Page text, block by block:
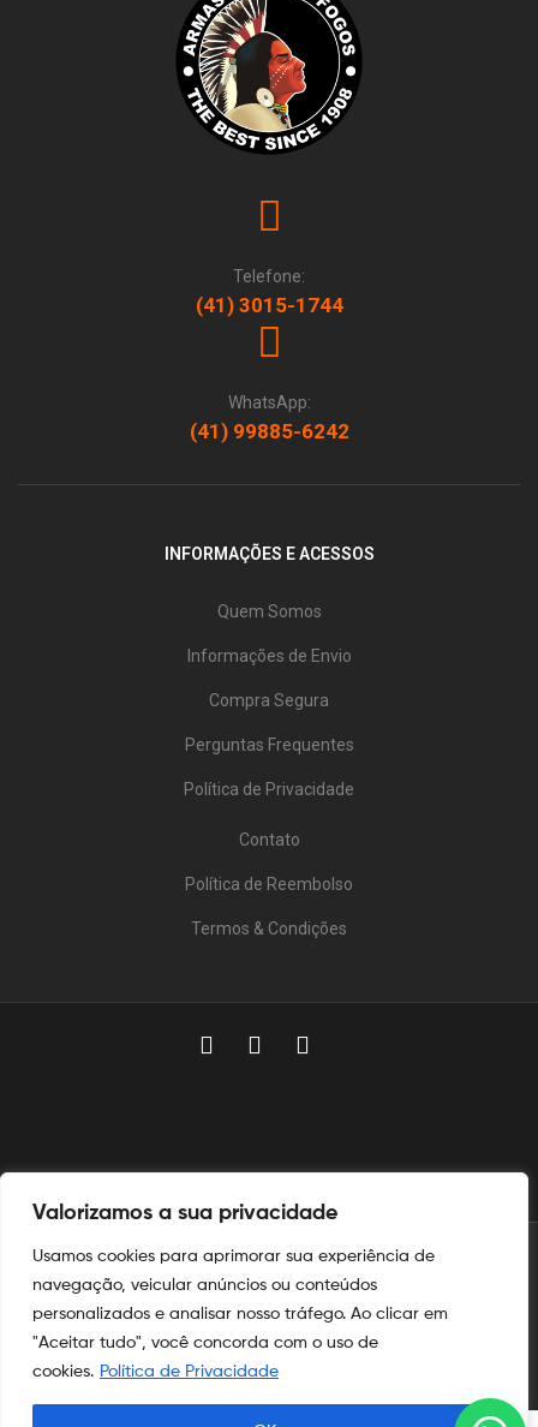
Valorizamos a sua privacidade
Usamos cookies para aprimorar sua experiência de
navegação, veicular anúncios ou conteúdos
personalizados e analisar nosso tráfego. Ao clicar em
"Aceitar tudo", você concorda com o uso de
cookies. Política de Privacidade
Telefone:
(41) 3015-1744
WhatsApp:
(41) 99885-6242
INFORMAÇÕES E ACESSOS
Quem Somos
Informações de Envio
Compra Segura
Perguntas Frequentes
Política de Privacidade
Contato
Política de Reembolso
Termos & Condições
Aymoré FogoseAymoré Armassão marcas registradas no
nos termos das leis de propriedade intelectual e industrial.